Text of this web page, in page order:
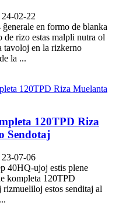
02-22
ĝenerale en formo de blanka
de rizo estas malpli nutra ol
tavoloj en la rizkerno
la ...
120TPD Riza
Sendotaj
23-07-06
40HQ-ujoj estis plene
kompleta 120TPD
estos senditaj al